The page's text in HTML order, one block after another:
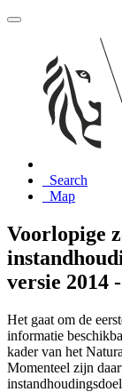
Search
Map
Voorlopige
versie 2014
Het gaat om de
informatie
kader van het
Momenteel zijn